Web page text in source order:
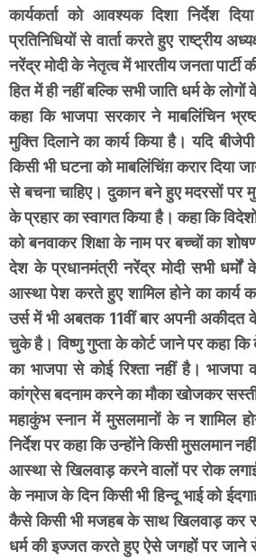
कार्यकर्ता को आवश्यक दिशा निर्देश
प्रतिनिधियों से वार्ता करते हुए राष्ट्रीय
नरेंद्र मोदी के नेतृत्व में भारतीय जनता
हित में ही नहीं बल्कि सभी जाति धर्म के लोगों
कहा कि भाजपा सरकार ने माबलिंचिन
मुक्ति दिलाने का कार्य किया है। यदि
किसी भी घटना को माबलिंचिंग़ करार दिया
से बचना चाहिए। दुकान बने हुए मदरसों पर
के प्रहार का स्वागत किया है। कहा कि
को बनवाकर शिक्षा के नाम पर बच्चों का
देश के प्रधानमंत्री नरेंद्र मोदी सभी धर्मों
आस्था पेश करते हुए शामिल होने का
उर्स में भी अबतक 11वीं बार अपनी
चुके है। विष्णु गुप्ता के कोर्ट जाने पर कहा
का भाजपा से कोई रिश्ता नहीं है। भाजपा
कांग्रेस बदनाम करने का मौका खोजकर
महाकुंभ स्नान में मुसलमानों के न शामिल
निर्देश पर कहा कि उन्होंने किसी मुसलमान
आस्था से खिलवाड़ करने वालों पर रोक
के नमाज के दिन किसी भी हिन्दू भाई को
कैसे किसी भी मजहब के साथ खिलवाड़
धर्म की इज्जत करते हुए ऐसे जगहों पर जाने